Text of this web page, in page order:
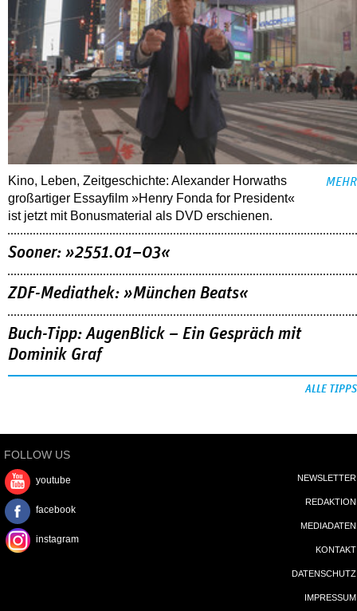
Kino, Leben, Zeitgeschichte: Alexander Horwaths
großartiger Essayfilm »Henry Fonda for President«
ist jetzt mit Bonusmaterial als DVD erschienen.
MEHR
Sooner: »2551.01–03«
ZDF-Mediathek: »München Beats«
Buch-Tipp: AugenBlick – Ein Gespräch mit
Dominik Graf
ALLE TIPPS
FOLLOW US
youtube
facebook
instagram
NEWSLETTER
REDAKTION
MEDIADATEN
KONTAKT
DATENSCHUTZ
IMPRESSUM